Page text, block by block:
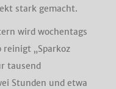
stark gemacht.
wird wochentags
„Sparkoz
tausend
Stunden und etwa